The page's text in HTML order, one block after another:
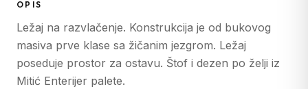
OPIS
Ležaj na razvlačenje. Konstrukcija je od bukovog
masiva prve klase sa žičanim jezgrom. Ležaj
poseduje prostor za ostavu. Štof i dezen po želji iz
Mitić Enterijer palete.